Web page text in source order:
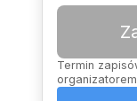
Termin